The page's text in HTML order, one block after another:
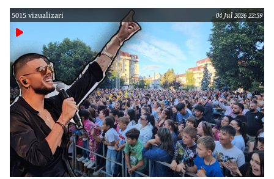
5015 vizualizari 04 Jul 2026 22:59